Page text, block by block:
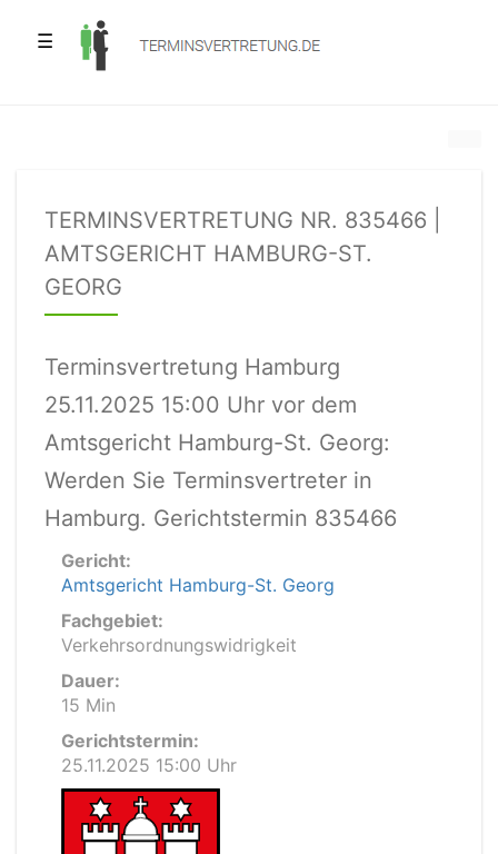
☰
TERMINSVERTRETUNG NR. 835466 |
AMTSGERICHT HAMBURG-ST.
GEORG
Terminsvertretung Hamburg
25.11.2025 15:00 Uhr vor dem
Amtsgericht Hamburg-St. Georg:
Werden Sie Terminsvertreter in
Hamburg. Gerichtstermin 835466
Gericht:
Amtsgericht Hamburg-St. Georg
Fachgebiet:
Verkehrsordnungswidrigkeit
Dauer:
15 Min
Gerichtstermin:
25.11.2025 15:00 Uhr